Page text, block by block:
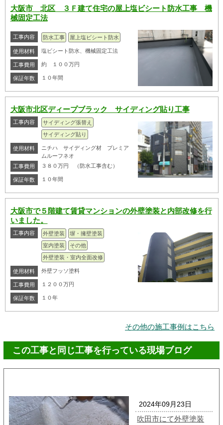
大阪市 北区 ３Ｆ建て住宅の屋上塩ビシート防水工事 機
械固定工法
工事内容 防水工事 屋上塩ビシート防水
使用材料 塩ビシート防水、機械固定工法
工事費用 約 １００万円
保証年数 １０年間
大阪市北区ディープブラック サイディング貼り工事
工事内容
サイディング張替え
サイディング貼り
使用材料
ニチハ サイディング材 プレミア
ムルーフネオ
工事費用
３８０万円 （防水工事含む）
保証年数 １０年間
大阪市で５階建て賃貸マンションの外壁塗装と内部改修を行
いました。
工事内容 外壁塗装
塀・擁壁塗装
室内塗装
その他
外壁塗装・室内全面改修
使用材料 外壁フッソ塗料
工事費用 １２００万円
保証年数 １０年
その他の施工事例はこちら
この工事と同じ工事を行っている現場ブログ
2024年09月23日
吹田市にて外壁塗装